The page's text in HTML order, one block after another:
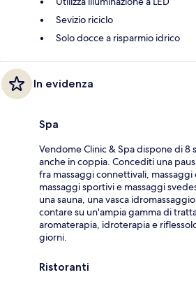
Sevizio riciclo
Solo docce a risparmio idrico
In evidenza
Spa
Vendome Clinic & Spa dispone di 8
anche in coppia. Concediti una
fra massaggi connettivali,
massaggi sportivi e massaggi
una sauna, una vasca
contare su un'ampia gamma di
aromaterapia, idroterapia e
giorni.
Ristoranti